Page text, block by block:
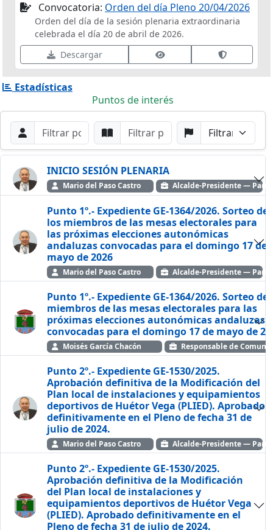
Convocatoria: Orden del día Pleno 20/04/2026
Orden del día de la sesión plenaria extraordinaria
celebrada el día 20 de abril de 2026.
Descargar
Ver datos de firmaValidar
Estadísticas
Puntos de interés
Filtros de búsqueda
Buscar por OradorBuscar por Punto Buscar por Partido
Buscar
INICIO SESIÓN PLENARIA
Mario del Paso Castro Alcalde-Presidente —
Punto 1º.- Expediente GE-1364/2026. Sorteo de
los miembros de las mesas electorales para
las próximas elecciones autonómicas
andaluzas convocadas para el domingo 17 de
mayo de 2026
Mario del Paso Castro Alcalde-Presidente —
Punto 1º.- Expediente GE-1364/2026. Sorteo de
miembros de las mesas electorales para las
próximas elecciones autonómicas andaluzas
convocadas para el domingo 17 de mayo de
Moisés García Chacón Responsable de
Punto 2º.- Expediente GE-1530/2025.
Aprobación definitiva de la Modificación del
Plan local de instalaciones y equipamientos
deportivos de Huétor Vega (PLIED). Aprobado
definitivamente en el Pleno de fecha 31 de
julio de 2024.
Mario del Paso Castro Alcalde-Presidente —
Punto 2º.- Expediente GE-1530/2025.
Aprobación definitiva de la Modificación
del Plan local de instalaciones y
equipamientos deportivos de Huétor Vega
(PLIED). Aprobado definitivamente en el
Pleno de fecha 31 de julio de 2024.